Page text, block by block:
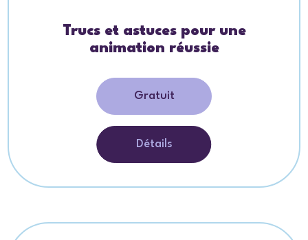
Trucs et astuces pour une
animation réussie
Gratuit
Détails